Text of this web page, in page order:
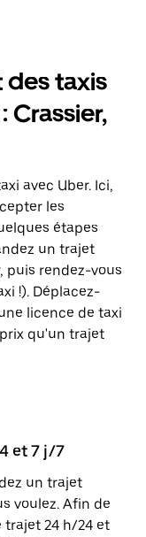
des taxis
Crassier,
avec Uber. Ici,
les
étapes
un trajet
puis rendez-vous
!). Déplacez-
licence de taxi
qu'un trajet
et 7 j/7
un trajet
voulez. Afin de
trajet 24 h/24 et